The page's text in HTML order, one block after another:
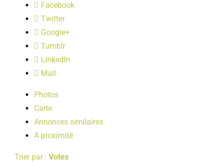
PUBLICATIONS
Facebook
Twitter
Google+
Tumblr
LinkedIn
Mail
Photos
Carte
Annonces similaires
A proximité
Trier par : Votes